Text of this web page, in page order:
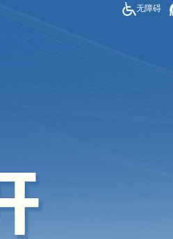
无障碍